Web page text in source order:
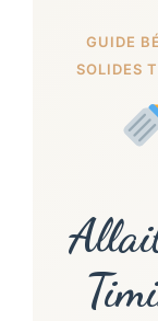
GUIDE
SOLIDES